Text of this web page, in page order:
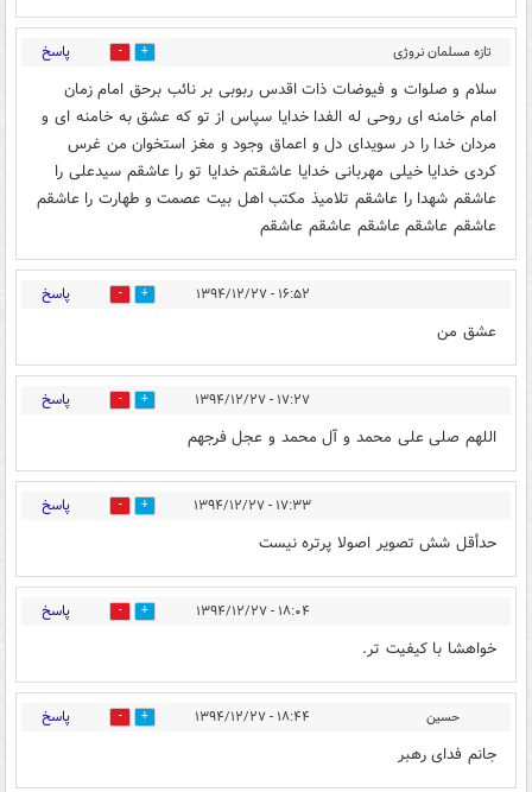
تازه مسلمان نروژی
مقیم ایران
۱۶:۴۹ - ۱۳۹۴/۱۲/۲۷
0 پاسخ
سلام و صلوات و فیوضات ذات اقدس ربوبی بر نائب برحق امام زمان
امام خامنه ای روحی له الفدا خدایا سپاس از تو که عشق به خامنه ای و
مردان خدا را در سویدای دل و اعماق وجود و مغز استخوان من غرس
کردی خدایا خیلی مهربانی خدایا عاشقتم خدایا تو را عاشقم سیدعلی را
عاشقم شهدا را عاشقم تلامیذ مکتب اهل بیت عصمت و طهارت را عاشقم
عاشقم عاشقم عاشقم عاشقم عاشقم
۱۶:۵۲ - ۱۳۹۴/۱۲/۲۷ 0 پاسخ
عشق من
۱۷:۲۷ - ۱۳۹۴/۱۲/۲۷ 0 پاسخ
اللهم صلی علی محمد و آل محمد و عجل فرجهم
۱۷:۳۳ - ۱۳۹۴/۱۲/۲۷ 0 پاسخ
حدأقل شش تصویر اصولا پرتره نیست
۱۸:۰۴ - ۱۳۹۴/۱۲/۲۷ 0 پاسخ
خواهشا با کیفیت تر.
حسین ۱۸:۴۴ - ۱۳۹۴/۱۲/۲۷ 0 پاسخ
جانم فدای رهبر